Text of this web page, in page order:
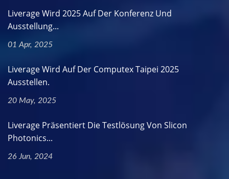
Liverage Wird 2025 Auf Der Konferenz Und
Ausstellung...
01 Apr, 2025
Liverage Wird Auf Der Computex Taipei 2025
Ausstellen.
20 May, 2025
Liverage Präsentiert Die Testlösung Von Slicon
Photonics...
26 Jun, 2024